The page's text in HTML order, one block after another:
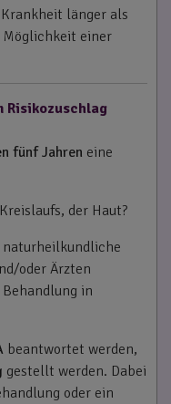
länger als
einer
Risikozuschlag
fünf Jahren eine
der Haut?
naturheilkundliche
oder Ärzten
in
beantwortet werden,
gestellt werden. Dabei
oder ein